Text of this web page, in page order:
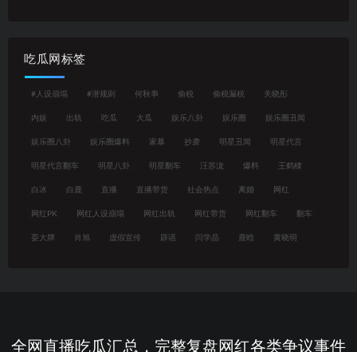
吃瓜网标签
#人设崩塌 #潜规则 何秋亊 偷税 偷税漏税 关晓彤
内娱 出轨 吃瓜 大瓜 娱乐八卦 娱乐圈 娱乐圈丑闻
娱乐圈八卦 娱乐圈爆料 家暴 抄袭 明星丑闻 明星代言
明星代言翻车 明星八卦 明星翻车 汪苏泷 爆料 王鹤棣
白冰 白鹿 直播 直播带货 社会热点 离婚 网红
网红PK 网红人设崩塌 网红出轨 网红带货 网红翻车 翻车
耍大牌 肖旭 虚假宣传 辟谣 闫学晶 鹿晗 黄晓明
全网直播吃瓜汇总，完整复盘网红各类争议事件